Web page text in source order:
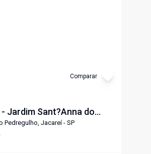
Comparar
Jardim Sant?Anna do
Pedregulho, Jacareí - SP